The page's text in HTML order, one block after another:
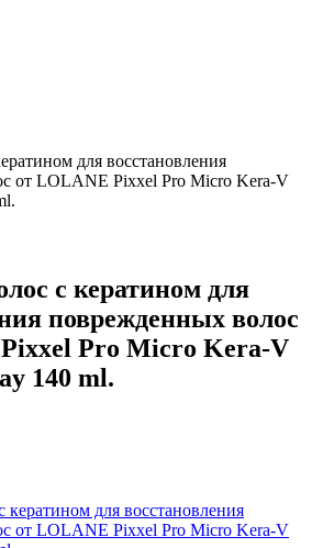
для восстановления
от LOLANE Pixxel Pro Micro Kera-V
с кератином для
поврежденных волос
Pro Micro Kera-V
140 ml.